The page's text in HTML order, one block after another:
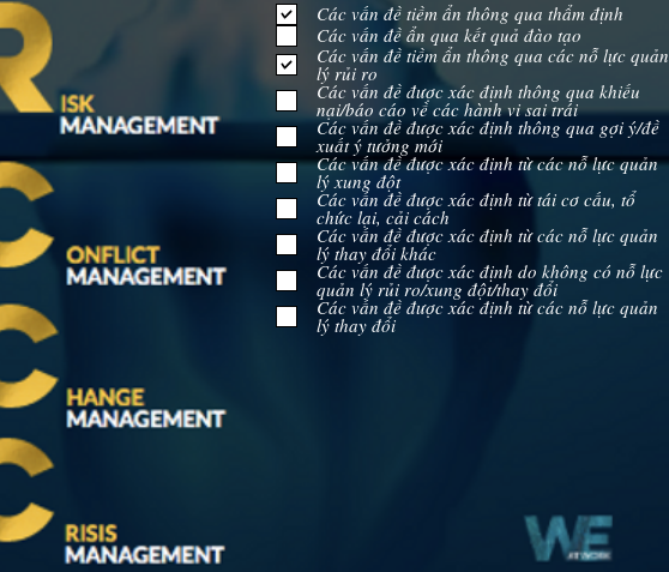
VẤN ĐỀ CHÍNH
Các vấn đề tiềm ẩn thông qua thẩm định
Các vấn đề ẩn qua kết quả đào tạo
Các vấn đề tiềm ẩn thông qua các nỗ lực quản
lý rủi ro
Các vấn đề được xác định thông qua khiếu
nại/báo cáo về các hành vi sai trái
Các vấn đề được xác định thông qua gợi ý/đề
xuất ý tưởng mới
Các vấn đề được xác định từ các nỗ lực quản
lý xung đột
Các vấn đề được xác định từ tái cơ cấu, tổ
chức lại, cải cách
Các vấn đề được xác định từ các nỗ lực quản
lý thay đổi khác
Các vấn đề được xác định do không có nỗ lực
quản lý rủi ro/xung đột/thay đổi
Các vấn đề được xác định từ các nỗ lực quản
lý thay đổi